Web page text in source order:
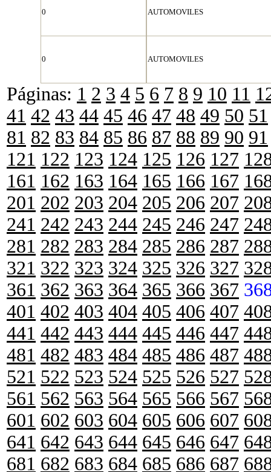
0 AUTOMOVILES
0 AUTOMOVILES
Páginas: 1 2 3 4 5 6 7 8 9 10 11
41 42 43 44 45 46 47 48 49 50 51
81 82 83 84 85 86 87 88 89 90 91
121 122 123 124 125 126 127
161 162 163 164 165 166 167
201 202 203 204 205 206 207
241 242 243 244 245 246 247
281 282 283 284 285 286 287
321 322 323 324 325 326 327
361 362 363 364 365 366 367
401 402 403 404 405 406 407
441 442 443 444 445 446 447
481 482 483 484 485 486 487
521 522 523 524 525 526 527
561 562 563 564 565 566 567
601 602 603 604 605 606 607
641 642 643 644 645 646 647
681 682 683 684 685 686 687